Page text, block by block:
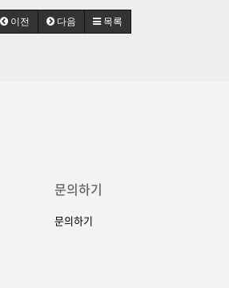
이전 다음 목록
문의하기
문의하기